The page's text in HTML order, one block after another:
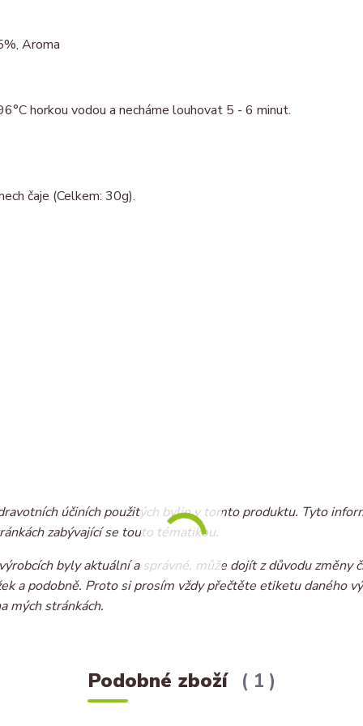
Aroma
horkou vodou a necháme louhovat 5 - 6 minut.
čaje (Celkem: 30g).
účiních použitých bylin v tomto produktu. Tyto
zabývající se touto tématikou.
byly aktuální a správné, může dojít z důvodu změny
a podobně. Proto si prosím vždy přečtěte etiketu daného
mých stránkách.
Podobné zboží 1